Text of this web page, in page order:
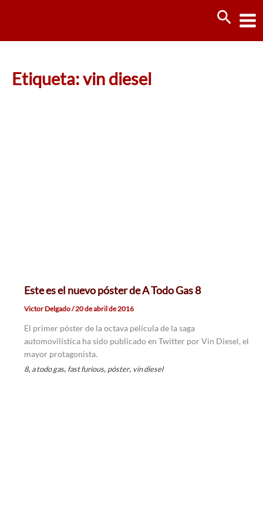
Etiqueta: vin diesel
Este es el nuevo póster de A Todo Gas 8
Victor Delgado/20 de abril de 2016
El primer póster de la octava película de la saga
automovilística ha sido publicado en Twitter por Vin Diesel, el
mayor protagonista.
8, a todo gas, fast furious, póster, vin diesel